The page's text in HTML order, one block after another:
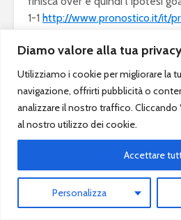
Diamo valore alla tua
Utilizziamo i cookie per migliorare la
navigazione, offrirti pubblicità o
analizzare il nostro traffico. Cliccando
al nostro utilizzo dei cookie.
Personalizza
Accettare
1-1 http://www.pronostico.it/it/
Alginus
25 Settembre 2016 alle
12:30 Torino –
Giulio Giorgetti
25 Settembre 2016 alle
Si ci può stare
http://www.pronostico.it/it/
a/torino-roma.html